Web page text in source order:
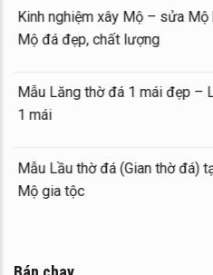
Kinh nghiệm xây
Mộ đá đẹp, chất
Mẫu Lăng thờ đá
Mẫu Lầu thờ đá